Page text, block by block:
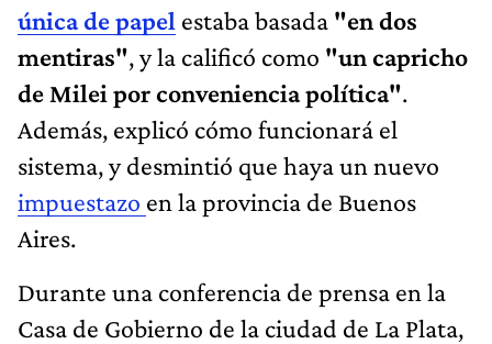
única de papel estaba basada "en dos
mentiras", y la calificó como "un capricho
de Milei por conveniencia política".
Además, explicó cómo funcionará el
sistema, y desmintió que haya un nuevo
impuestazo en la provincia de Buenos
Aires.
Durante una conferencia de prensa en la
Casa de Gobierno de la ciudad de La Plata,